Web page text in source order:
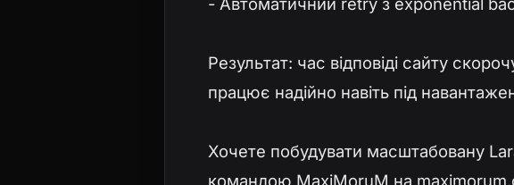
Результат: час відповіді сайту
працює надійно навіть під
Хочете побудувати масштабовану
командою MaxiMoruM на